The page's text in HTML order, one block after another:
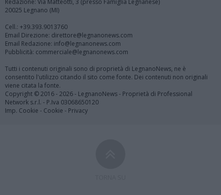
20025 Legnano (MI)
Cell.: +39.393.9013760
Email Direzione: direttore@legnanonews.com
Email Redazione: info@legnanonews.com
Pubblicità: commerciale@legnanonews.com
Tutti i contenuti originali sono di proprietà di LegnanoNews, ne è
consentito l'utilizzo citando il sito come fonte. Dei contenuti non originali
viene citata la fonte.
Copyright © 2016 - 2026 - LegnanoNews - Proprietà di Professional
Network s.r.l. - P.Iva 03068650120
Imp. Cookie - Cookie - Privacy